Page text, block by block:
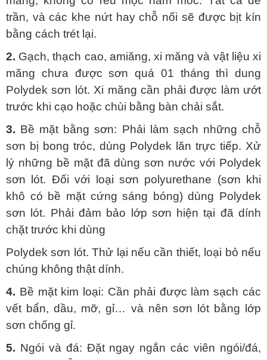
trần, và các khe nứt hay chỗ nối sẽ được bịt kín
bằng cách trét lại.
2. Gạch, thạch cao, amiăng, xi măng và vật liệu xi
măng chưa được sơn quá 01 tháng thì dung
Polydek sơn lót. Xi măng cần phải được làm ướt
trước khi cạo hoặc chùi bằng bàn chải sắt.
3. Bề mặt bằng sơn: Phải làm sạch những chỗ
sơn bị bong tróc, dùng Polydek lăn trực tiếp. Xử
lý những bề mặt đã dùng sơn nước với Polydek
sơn lót. Đối với loại sơn polyurethane (sơn khi
khô có bề mặt cứng sáng bóng) dùng Polydek
sơn lót. Phải đảm bảo lớp sơn hiện tại đã dính
chặt trước khi dùng
Polydek sơn lót. Thử lại nếu cần thiết, loại bỏ nếu
chúng không thật dính.
4. Bề mặt kim loại: Cần phải được làm sạch các
vết bẩn, dầu, mỡ, gỉ… và nên sơn lót bằng lớp
sơn chống gỉ.
5. Ngói và đá: Đặt ngay ngắn các viên ngói/đá,